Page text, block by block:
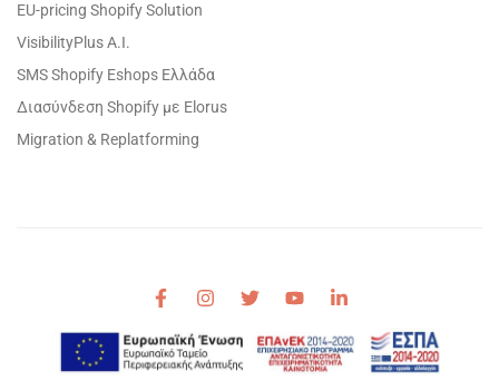
EU-pricing Shopify Solution
VisibilityPlus A.I.
SMS Shopify Eshops Ελλάδα
Διασύνδεση Shopify με Elorus
Migration & Replatforming